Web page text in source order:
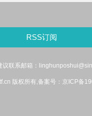
RSS订阅
议联系邮箱：
版权所有,备案号： 京ICP备